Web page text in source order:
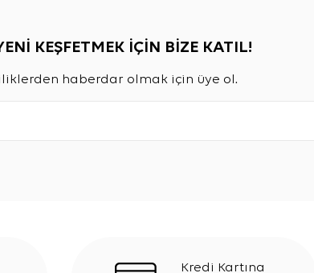
KEŞFETMEK İÇİN BİZE KATIL!
haberdar olmak için üye ol.
Kredi Kartına